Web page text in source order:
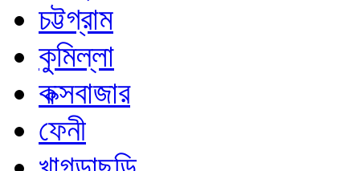
চট্টগ্রাম
কুমিল্লা
কক্সবাজার
ফেনী